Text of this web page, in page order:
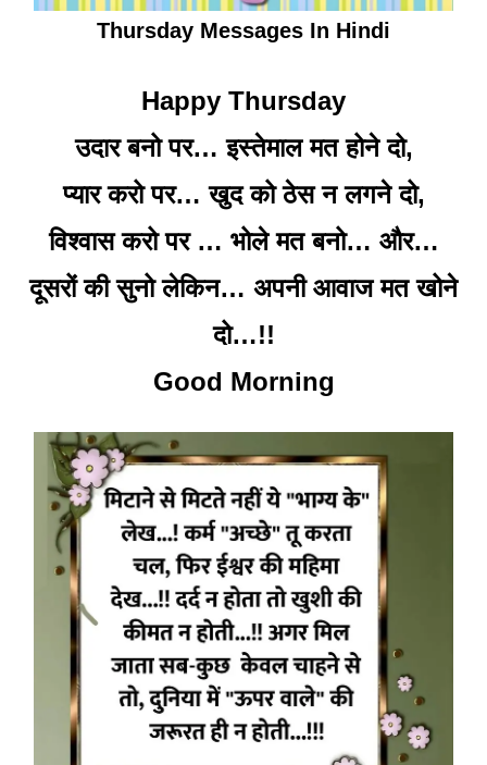
Thursday Messages In Hindi
Happy Thursday
उदार बनो पर… इस्तेमाल मत होने दो,
प्यार करो पर… खुद को ठेस न लगने दो,
विश्वास करो पर … भोले मत बनो… और…
दूसरों की सुनो लेकिन… अपनी आवाज मत खोने
दो…!!
Good Morning